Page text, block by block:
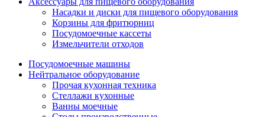
Насадки и диски для пищевого оборудования
Корзины для фритюрниц
Посудомоечные кассеты
Измельчители отходов
Посудомоечные машины
Нейтральное оборудование
Прочая кухонная техника
Стеллажи кухонные
Ванны моечные